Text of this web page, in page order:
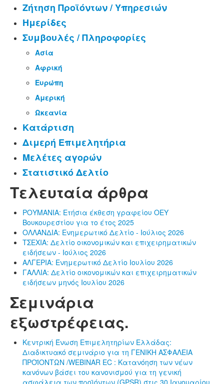
Ζήτηση Προϊόντων / Υπηρεσιών
Ημερίδες
Συμβουλές / Πληροφορίες
Ασία
Αφρική
Ευρώπη
Αμερική
Ωκεανία
Κατάρτιση
Διμερή Επιμελητήρια
Μελέτες αγορών
Στατιστικό Δελτίο
Τελευταία άρθρα
ΡΟΥΜΑΝΙΑ: Ετήσια έκθεση γραφείου ΟΕΥ
Βουκουρεστίου για το έτος 2025
ΟΛΛΑΝΔΙΑ: Ενημερωτικό Δελτίο - Ιούλιος 2026
ΤΣΕΧΙΑ: Δελτίο οικονομικών και επιχειρηματικών
ειδήσεων - Ιούλιος 2026
ΑΛΓΕΡΙΑ: Ενημερωτικό Δελτίο Ιουλίου 2026
ΓΑΛΛΙΑ: Δελτίο οικονομικών και επιχειρηματικών
ειδήσεων μηνός Ιουλίου 2026
Σεμινάρια
εξωστρέφειας.
Κεντρική Ένωση Επιμελητηρίων Ελλάδας:
Διαδικτυακό σεμινάριο για τη ΓΕΝΙΚΗ ΑΣΦΑΛΕΙΑ
ΠΡΟΪΟΝΤΩΝ /WEBINAR EC : Κατανόηση των νέων
κανόνων βάσει του κανονισμού για τη γενική